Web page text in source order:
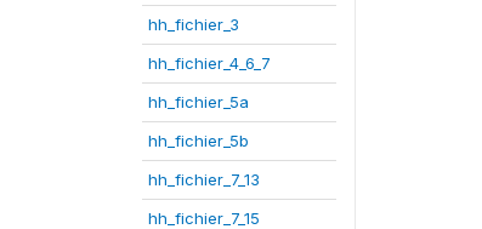
hh_fichier_3
hh_fichier_4_6_7
hh_fichier_5a
hh_fichier_5b
hh_fichier_7_13
hh_fichier_7_15